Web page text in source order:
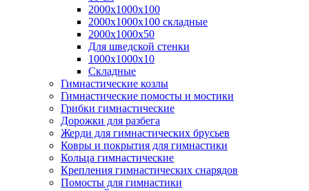
2000х1000х100
2000х1000х100 складные
2000х1000х50
Для шведской стенки
1000х1000х10
Складные
Гимнастические козлы
Гимнастические помосты и мостики
Грибки гимнастические
Дорожки для разбега
Жерди для гимнастических брусьев
Ковры и покрытия для гимнастики
Кольца гимнастические
Крепления гимнастических снарядов
Помосты для гимнастики